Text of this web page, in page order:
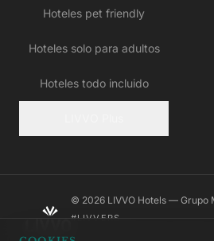
Hoteles pet friendly
Hoteles solo para adultos
Hoteles todo incluido
© 2026 LIVVO Hotels — Grupo
#LIVVERS